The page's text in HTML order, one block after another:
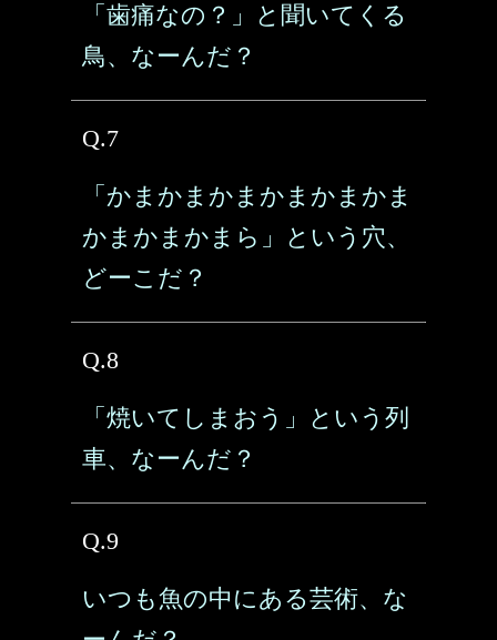
「歯痛なの？」と聞いてくる
鳥、なーんだ？
Q.7
「かまかまかまかまかまかま
かまかまかまら」という穴、
どーこだ？
Q.8
「焼いてしまおう」という列
車、なーんだ？
Q.9
いつも魚の中にある芸術、な